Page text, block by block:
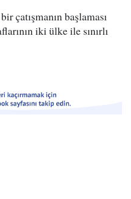
çatışmanın başlaması
iki ülke ile sınırlı